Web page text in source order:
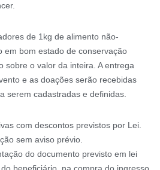
de 1kg de alimento não-
em bom estado de conservação
sobre o valor da inteira. A entrega
e as doações serão recebidas
serem cadastradas e definidas.
com descontos previstos por Lei.
sem aviso prévio.
do documento previsto em lei